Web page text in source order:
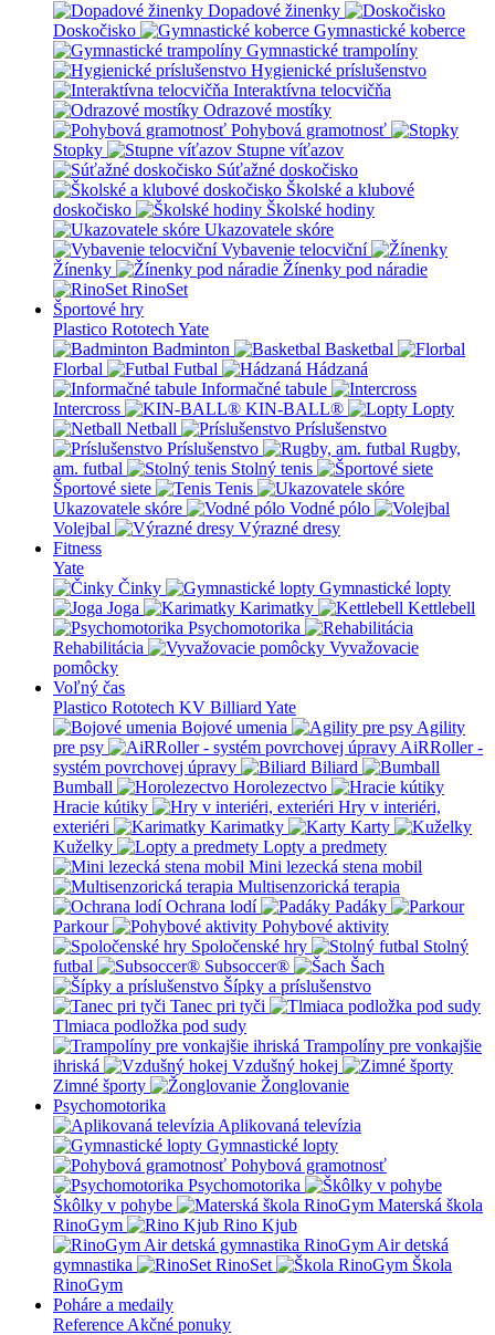
Dopadové žinenky
Doskočisko
Gymnastické koberce
Gymnastické trampolíny
Hygienické príslušenstvo
Interaktívna telocvičňa
Odrazové mostíky
Pohybová gramotnosť
Stopky
Stupne víťazov
Súťažné doskočisko
Školské a klubové
doskočisko
Školské hodiny
Ukazovatele skóre
Vybavenie telocviční
Žínenky
Žínenky pod náradie
RinoSet
Športové hry
Plastico Rototech Yate
Badminton
Basketbal
Florbal
Futbal
Hádzaná
Informačné tabule
Intercross
KIN-BALL®
Lopty
Netball
Príslušenstvo
Príslušenstvo
Rugby,
am. futbal
Stolný tenis
Športové siete
Tenis
Ukazovatele skóre
Vodné pólo
Volejbal
Výrazné dresy
Fitness
Yate
Činky
Gymnastické lopty
Joga
Karimatky
Kettlebell
Psychomotorika
Rehabilitácia
Vyvažovacie
pomôcky
Voľný čas
Plastico Rototech KV Billiard Yate
Bojové umenia
Agility
pre psy
AiRRoller -
systém povrchovej úpravy
Biliard
Bumball
Horolezectvo
Hracie kútiky
Hry v interiéri,
exteriéri
Karimatky
Karty
Kuželky
Lopty a predmety
Mini lezecká stena mobil
Multisenzorická terapia
Ochrana lodí
Padáky
Parkour
Pohybové aktivity
Spoločenské hry
Stolný
futbal
Subsoccer®
Šach
Šípky a príslušenstvo
Tanec pri tyči
Tlmiaca podložka pod sudy
Trampolíny pre vonkajšie
ihriská
Vzdušný hokej
Zimné športy
Žonglovanie
Psychomotorika
Aplikovaná televízia
Gymnastické lopty
Pohybová gramotnosť
Psychomotorika
Škôlky v pohybe
Materská škola
RinoGym
Rino Kjub
RinoGym Air detská
gymnastika
RinoSet
Škola
RinoGym
Poháre a medaily
Reference Akčné ponuky